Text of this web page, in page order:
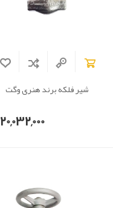
شیر فلکه برند هنری وگت
20,032,000